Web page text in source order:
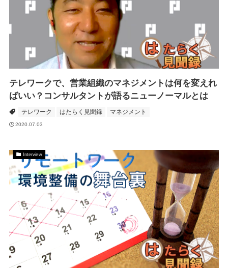
テレワークで、営業組織のマネジメントは何を変えれ
ばいい？コンサルタントが語るニューノーマルとは
テレワーク はたらく見聞録 マネジメント
2020.07.03
Interview